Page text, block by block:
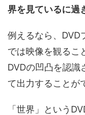
界を見ているに過
例えるなら、DVD
では映像を観るこ
DVDの凹凸を認識
て出力することが
「世界」という